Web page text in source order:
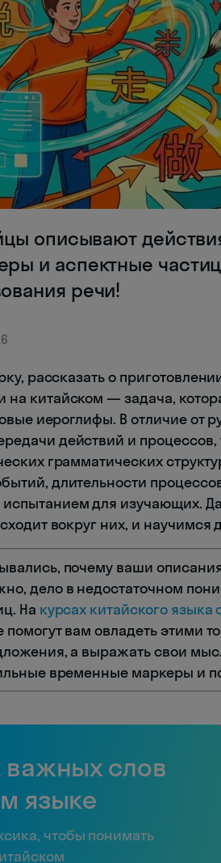
описывают
и аспектные
речи!
рассказать о
китайском — задача,
иероглифы. В отличие от
действий и
грамматических
длительности
для изучающих.
вокруг них, и научимся
почему ваши
дело в недостаточном
На курсах китайского языка
вам овладеть этими
а выражать свои
временные маркеры и
важных слов
языке
чтобы понимать